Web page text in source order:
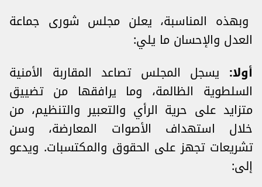
وبهذه المناسبة، يعلن مجلس شورى جماعة
العدل والإحسان ما يلي:
أولا: يسجل المجلس تصاعد المقاربة الأمنية
السلطوية الظالمة، وما يرافقها من تضييق
متزايد على حرية الرأي والتعبير والتنظيم، من
خلال استهداف الأصوات المعارضة، وسن
تشريعات تجهز على الحقوق والمكتسبات. ويدعو
إلى: